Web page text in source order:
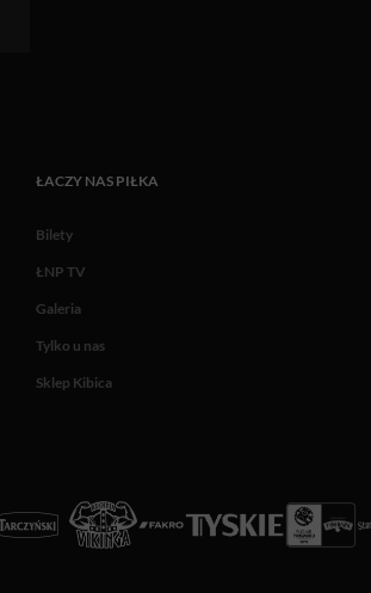
ŁACZY NAS PIŁKA
Bilety
ŁNP TV
Galeria
Tylko u nas
Sklep Kibica